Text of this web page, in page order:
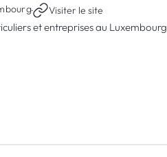
· Visiter le site
et entreprises au Luxembourg